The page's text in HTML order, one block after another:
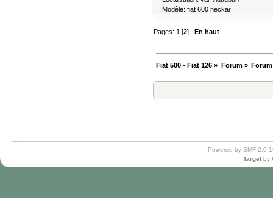
Modèle: fiat 600 neckar
Pages:1 [2] En haut
Fiat 500 • Fiat 126 » Forum»
Powered by SMF
Target by